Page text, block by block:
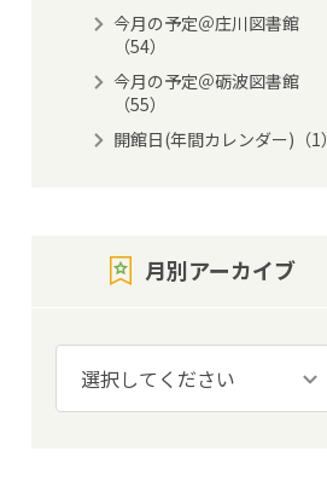
今月の予定＠庄川図書館
（54）
今月の予定＠砺波図書館
（55）
開館日(年間カレンダー)（1）
月別アーカイブ